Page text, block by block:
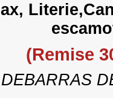
(Remise
DEBARRAS